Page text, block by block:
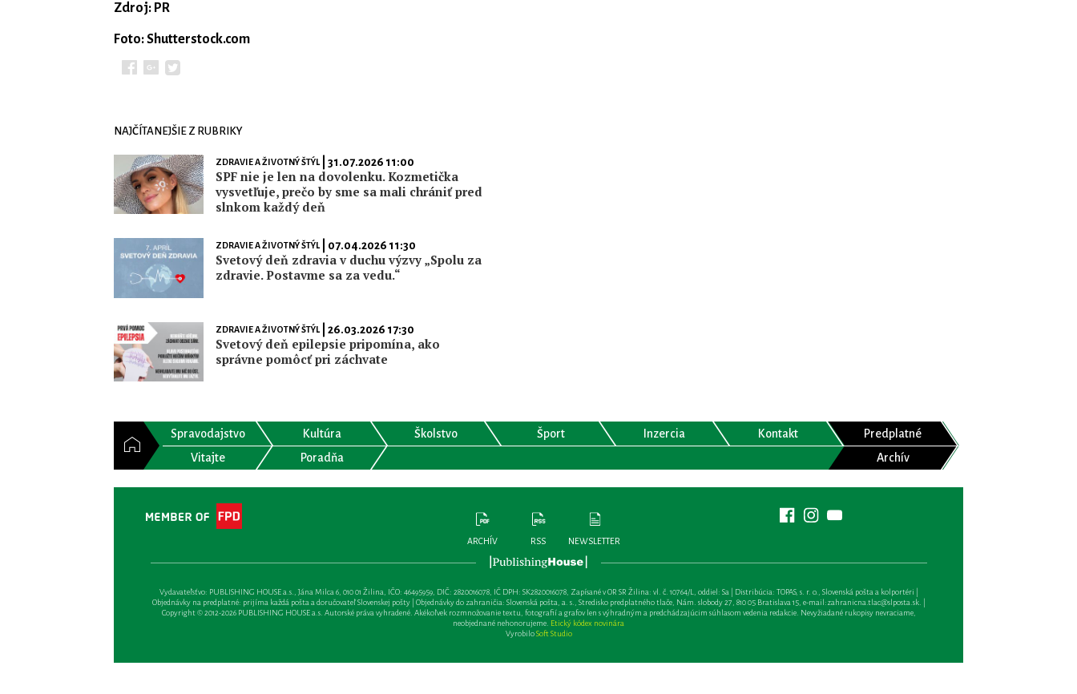
Zdroj: PR
Foto: Shutterstock.com
NAJČÍTANEJŠIE Z RUBRIKY
ZDRAVIE A ŽIVOTNÝ ŠTÝL| 31.07.2026 11:00
SPF nie je len na dovolenku. Kozmetička
vysvetľuje, prečo by sme sa mali chrániť pred
slnkom každý deň
ZDRAVIE A ŽIVOTNÝ ŠTÝL| 07.04.2026 11:30
Svetový deň zdravia v duchu výzvy „Spolu za
zdravie. Postavme sa za vedu.“
ZDRAVIE A ŽIVOTNÝ ŠTÝL| 26.03.2026 17:30
Svetový deň epilepsie pripomína, ako
správne pomôcť pri záchvate
Spravodajstvo Kultúra Školstvo Šport Inzercia Kontakt
Predplatné
Vitajte
Poradňa Archív
ARCHÍV RSS NEWSLETTER
Vydavateľsťvo: PUBLISHING HOUSE a.s., Jána Milca 6, 010 01 Žilina, IČO: 46495959, DIČ: 2820016078, IČ DPH: SK2820016078, Zapísané v OR SR Žilina: vl. č. 10764/L, oddiel: Sa | Distribúcia: TOPAS, s. r. o., Slovenská pošta a kolportéri |
Objednávky na predplatné: prijíma každá pošta a doručovateľ Slovenskej pošty | Objednávky do zahraničia: Slovenská pošta, a. s., Stredisko predplatného tlače, Nám. slobody 27, 810 05 Bratislava 15, e-mail:zahranicna.tlac@slposta.sk. |
Copyright © 2012-2026 PUBLISHING HOUSE a.s. Autorské práva vyhradené. Akékoľvek rozmnožovanie textu, fotografií a grafov len s výhradným a predchádzajúcim súhlasom vedenia redakcie. Nevyžiadané rukopisy nevraciame,
neobjednané nehonorujeme. Etický kódex novinára
VyrobiloSoft Studio